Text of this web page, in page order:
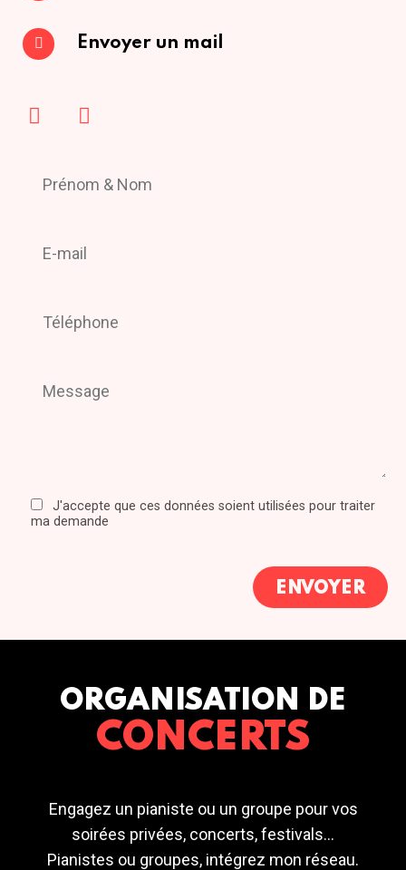
Envoyer un mail
J'accepte que ces données soient utilisées pour traiter
ma demande
ORGANISATION DE
CONCERTS
Engagez un pianiste ou un groupe pour vos
soirées privées, concerts, festivals...
Pianistes ou groupes, intégrez mon réseau.